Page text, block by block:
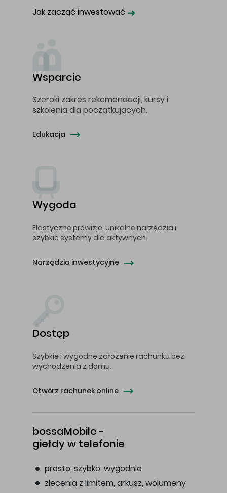
Jak zacząć inwestować ➜
Wsparcie
Szeroki zakres rekomendacji, kursy i
szkolenia dla początkujących.
Edukacja
Wygoda
Elastyczne prowizje, unikalne narzędzia i
szybkie systemy dla aktywnych.
Narzędzia inwestycyjne
Dostęp
Szybkie i wygodne założenie rachunku bez
wychodzenia z domu.
Otwórz rachunek online
bossaMobile -
giełdy w telefonie
prosto, szybko, wygodnie
zlecenia z limitem, arkusz, wolumeny